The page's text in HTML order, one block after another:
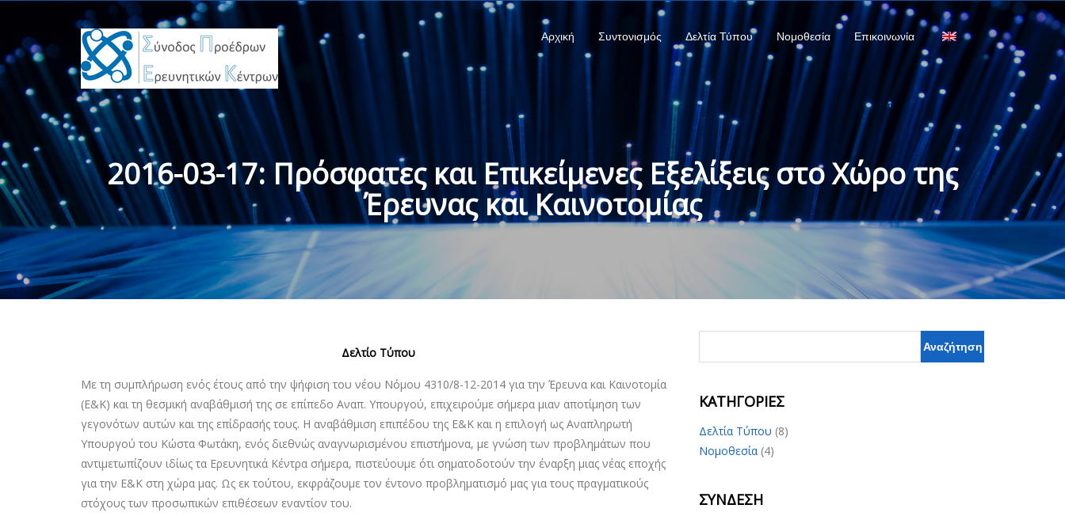
Αρχική Συντονισμός Δελτία Τύπου Νομοθεσία Επικοινωνία
2016-03-17: Πρόσφατες και Επικείμενες Εξελίξεις στο Χώρο της
Έρευνας και Καινοτομίας
Δελτίο Τύπου
Με τη συμπλήρωση ενός έτους από την ψήφιση του νέου Νόμου 4310/8-12-2014 για την Έρευνα και Καινοτομία
(Ε&Κ) και τη θεσμική αναβάθμισή της σε επίπεδο Αναπ. Υπουργού, επιχειρούμε σήμερα μιαν αποτίμηση των
γεγονότων αυτών και της επίδρασής τους. Η αναβάθμιση επιπέδου της Ε&Κ και η επιλογή ως Αναπληρωτή
Υπουργού του Κώστα Φωτάκη, ενός διεθνώς αναγνωρισμένου επιστήμονα, με γνώση των προβλημάτων που
αντιμετωπίζoυν ιδίως τα Ερευνητικά Κέντρα σήμερα, πιστεύουμε ότι σηματοδοτούν την έναρξη μιας νέας εποχής
για την Ε&Κ στη χώρα μας. Ως εκ τούτου, εκφράζουμε τον έντονο προβληματισμό μας για τους πραγματικούς
στόχους των προσωπικών επιθέσεων εναντίον του.
KΑΤΗΓΟΡΊΕΣ
Δελτία Τύπου (8)
Νομοθεσία (4)
ΣΎΝΔΕΣΗ